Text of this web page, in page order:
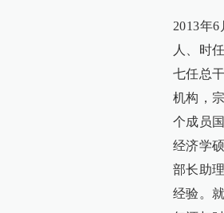
2013年
人、时
七任总
机构，
个成员
经济学
部长助
经验。